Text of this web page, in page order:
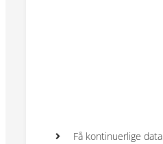
Få kontinuerlige data